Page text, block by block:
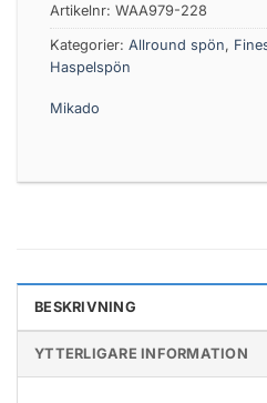
Artikelnr: WAA979-228
Kategorier: Allround spön,
Haspelspön
Mikado
BESKRIVNING
YTTERLIGARE INFORMATION